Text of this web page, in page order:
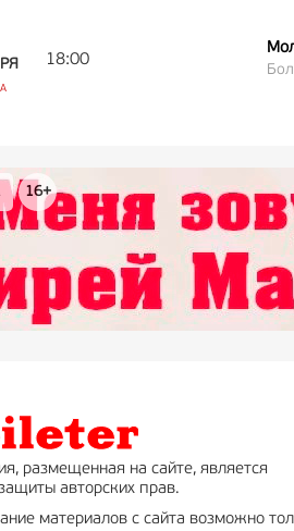
18:00
16+
16+
12+
0+
18+
размещенная на сайте, является
авторских прав.
материалов с сайта возможно